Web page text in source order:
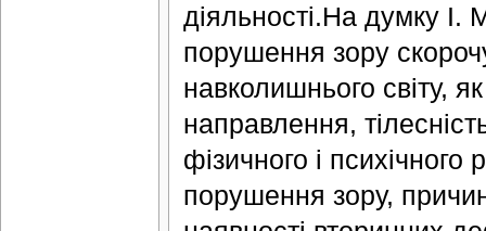
діяльності.На думку І.
порушення зору
навколишнього світу,
направлення,
фізичного і психічного
порушення зору,